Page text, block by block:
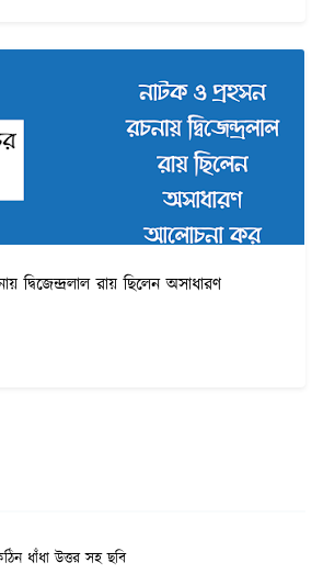
দ্বিজেন্দ্রলাল রায় ছিলেন অসাধারণ
ধাঁধা উত্তর সহ ছবি